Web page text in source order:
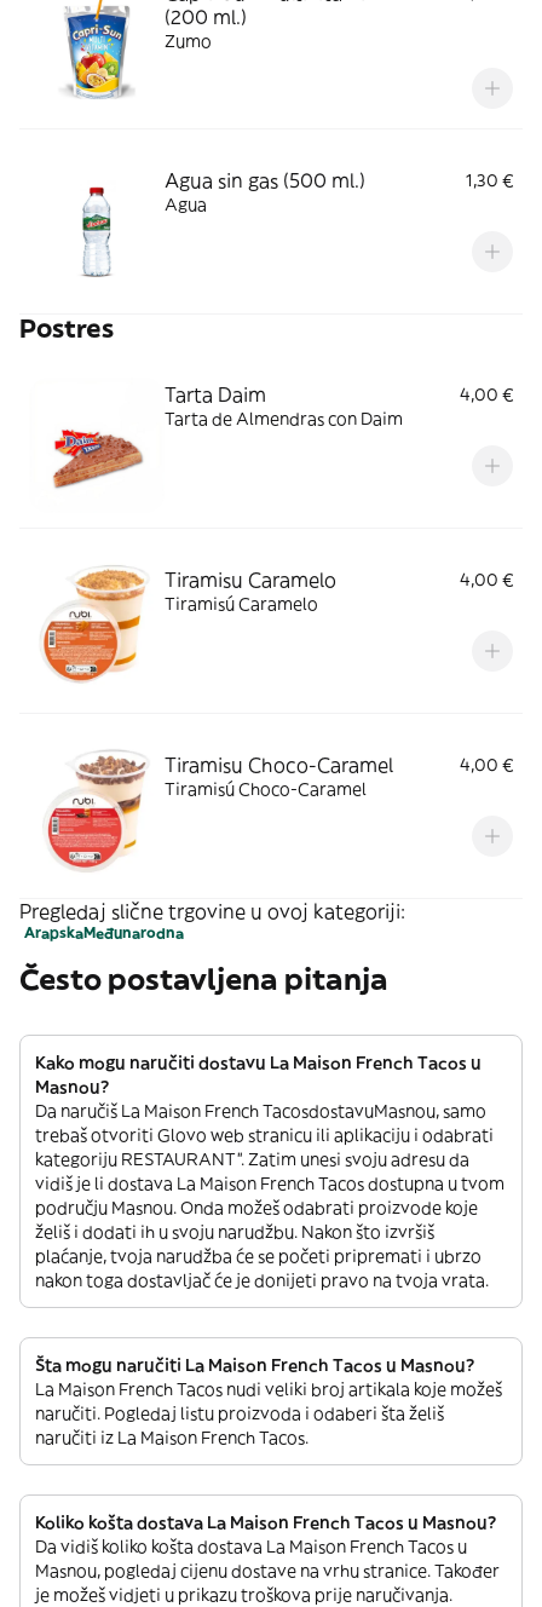
(200 ml.)
Zumo
Agua sin gas (500 ml.)
1,30 €
Agua
Postres
Tarta Daim
4,00 €
Tarta de Almendras con Daim
Tiramisu Caramelo
4,00 €
Tiramisú Caramelo
Tiramisu Choco-Caramel
4,00 €
Tiramisú Choco-Caramel
Pregledaj slične trgovine u ovoj kategoriji:
ArapskaMeđunarodna
Često postavljena pitanja
Kako mogu naručiti dostavu La Maison French Tacos u
Masnou?
Da naručiš La Maison French TacosdostavuMasnou, samo
trebaš otvoriti Glovo web stranicu ili aplikaciju i odabrati
kategoriju RESTAURANT”. Zatim unesi svoju adresu da
vidiš je li dostava La Maison French Tacos dostupna u tvom
području Masnou. Onda možeš odabrati proizvode koje
želiš i dodati ih u svoju narudžbu. Nakon što izvršiš
plaćanje, tvoja narudžba će se početi pripremati i ubrzo
nakon toga dostavljač će je donijeti pravo na tvoja vrata.
Šta mogu naručiti La Maison French Tacos u Masnou?
La Maison French Tacos nudi veliki broj artikala koje možeš
naručiti. Pogledaj listu proizvoda i odaberi šta želiš
naručiti iz La Maison French Tacos.
Koliko košta dostava La Maison French Tacos u Masnou?
Da vidiš koliko košta dostava La Maison French Tacos u
Masnou, pogledaj cijenu dostave na vrhu stranice. Također
je možeš vidjeti u prikazu troškova prije naručivanja.